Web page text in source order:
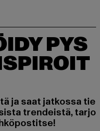
PYS
ja saat jatkossa tie
trendeistä, tarjo